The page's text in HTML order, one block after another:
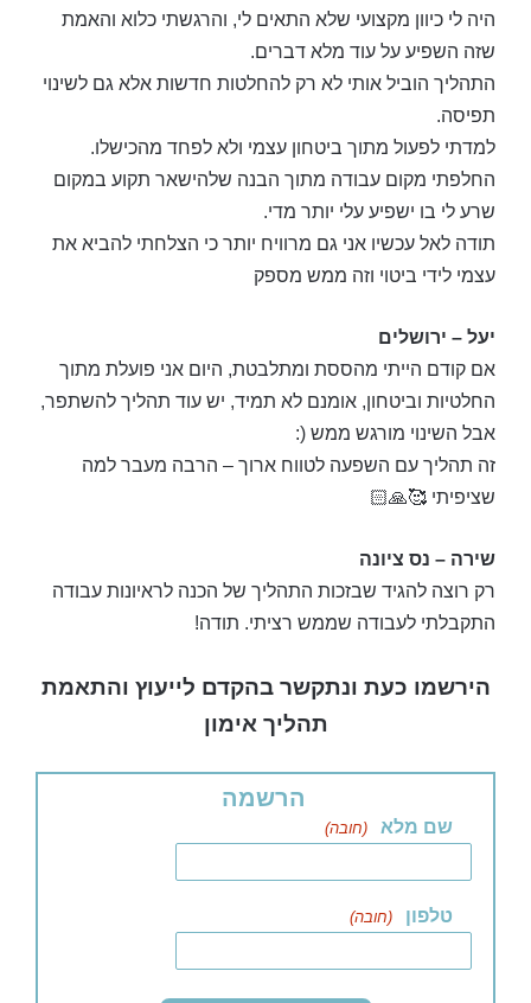
היה לי כיוון מקצועי שלא התאים לי, והרגשתי כלוא והאמת
שזה השפיע על עוד מלא דברים.
התהליך הוביל אותי לא רק להחלטות חדשות אלא גם לשינוי
תפיסה.
למדתי לפעול מתוך ביטחון עצמי ולא לפחד מהכישלו.
החלפתי מקום עבודה מתוך הבנה שלהישאר תקוע במקום
שרע לי בו ישפיע עלי יותר מדי.
תודה לאל עכשיו אני גם מרוויח יותר כי הצלחתי להביא את
עצמי לידי ביטוי וזה ממש מספק
יעל – ירושלים
אם קודם הייתי מהססת ומתלבטת, היום אני פועלת מתוך
החלטיות וביטחון, אומנם לא תמיד, יש עוד תהליך להשתפר,
אבל השינוי מורגש ממש (:
זה תהליך עם השפעה לטווח ארוך – הרבה מעבר למה
שציפיתי 🥰🙏🏻
שירה – נס ציונה
רק רוצה להגיד שבזכות התהליך של הכנה לראיונות עבודה
התקבלתי לעבודה שממש רציתי. תודה!
הירשמו כעת ונתקשר בהקדם לייעוץ והתאמת
תהליך אימון
הרשמה
שם מלא (חובה)
טלפון (חובה)